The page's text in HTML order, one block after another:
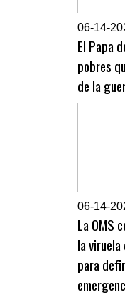
06-14-
El Papa
pobres
de la
06-14-
La OMS
la viruela
para